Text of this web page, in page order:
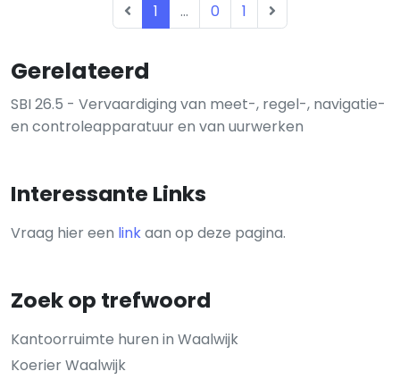
Gerelateerd
SBI 26.5 - Vervaardiging van meet-, regel-, navigatie-
en controleapparatuur en van uurwerken
Interessante Links
Vraag hier een linkaan op deze pagina.
Zoek op trefwoord
Kantoorruimte huren in Waalwijk
Koerier Waalwijk
1 ... 0 1